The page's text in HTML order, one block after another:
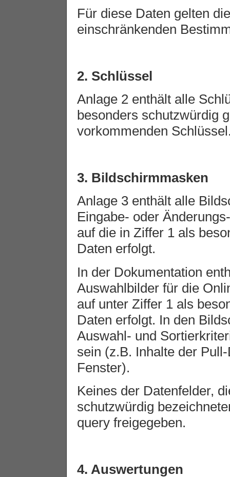
Für diese Daten gelten
einschränkenden
2. Schlüssel
Anlage 2 enthält alle
besonders schutzwürdig
vorkommenden
3. Bildschirmmasken
Anlage 3 enthält alle
Eingabe- oder
auf die in Ziffer 1 als
Daten erfolgt.
In der Dokumentation
Auswahlbilder für die
auf unter Ziffer 1 als
Daten erfolgt. In den
Auswahl- und
sein (z.B. Inhalte der
Fenster).
Keines der Datenfelder,
schutzwürdig
query freigegeben.
4. Auswertungen